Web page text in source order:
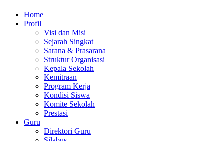
Home
Profil
Visi dan Misi
Sejarah Singkat
Sarana & Prasarana
Struktur Organisasi
Kepala Sekolah
Kemitraan
Program Kerja
Kondisi Siswa
Komite Sekolah
Prestasi
Guru
Direktori Guru